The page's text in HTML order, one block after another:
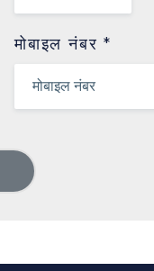
मोबाइल नंबर *